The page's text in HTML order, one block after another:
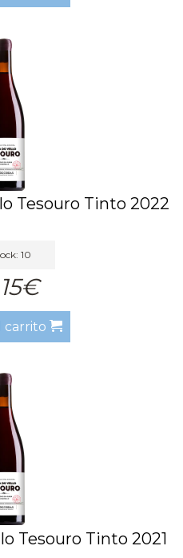
Tesouro Tinto 2022
10
carrito
Tesouro Tinto 2021